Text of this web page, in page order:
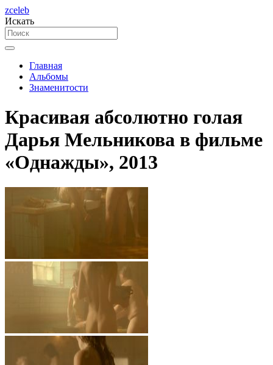
zceleb
Искать
Главная
Альбомы
Знаменитости
Красивая абсолютно голая
Дарья Мельникова в фильме
«Однажды», 2013